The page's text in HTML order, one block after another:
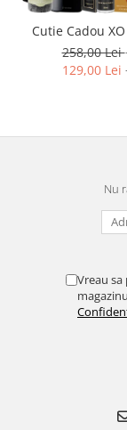
Cutie Cadou
258,00 Lei
129,00 Lei
Nu
Vreau